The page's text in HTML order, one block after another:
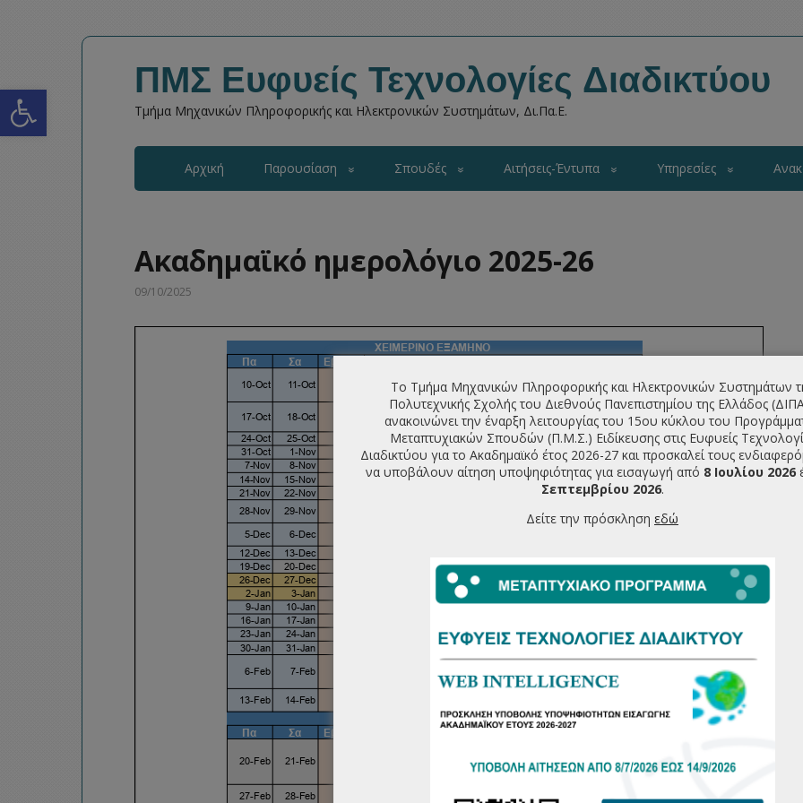
Open toolbar ΠΜΣ Ευφυείς Τεχνολογίες Διαδικτύου
Τμήμα Μηχανικών Πληροφορικής και Ηλεκτρονικών Συστημάτων, Δι.Πα.Ε.
Αρχική Παρουσίαση Σπουδές Αιτήσεις-Έντυπα Υπηρεσίες
Ακαδημαϊκό ημερολόγιο 2025-26
09/10/2025
Το Τμήμα Μηχανικών Πληροφορικής και Ηλεκτρονικών Συστημάτων
Πολυτεχνικής Σχολής του Διεθνούς Πανεπιστημίου της Ελλάδος
ανακοινώνει την έναρξη λειτουργίας του 15ου κύκλου του
Μεταπτυχιακών Σπουδών (Π.Μ.Σ.) Ειδίκευσης στις Ευφυείς
Διαδικτύου για το Ακαδημαϊκό έτος 2026-27 και προσκαλεί τους
να υποβάλουν αίτηση υποψηφιότητας για εισαγωγή από 8 Ιουλίου 2026
Σεπτεμβρίου 2026.
Δείτε την πρόσκληση εδώ